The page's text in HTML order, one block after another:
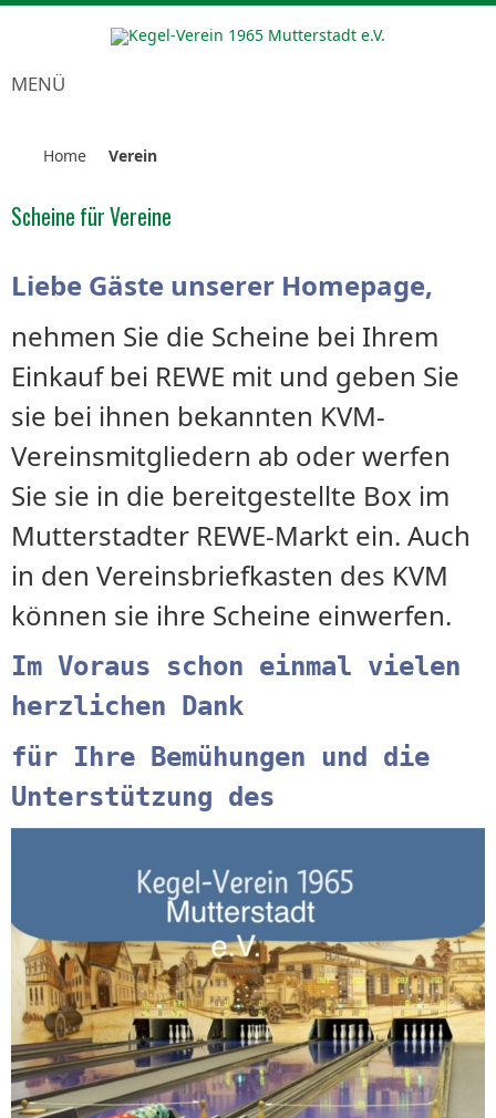
MENÜ
Home Verein
Scheine für Vereine
Liebe Gäste unserer Homepage,
nehmen Sie die Scheine bei Ihrem
Einkauf bei REWE mit und geben Sie
sie bei ihnen bekannten KVM-
Vereinsmitgliedern ab oder werfen
Sie sie in die bereitgestellte Box im
Mutterstadter REWE-Markt ein. Auch
in den Vereinsbriefkasten des KVM
können sie ihre Scheine einwerfen.
Im Voraus schon einmal vielen
herzlichen Dank
für Ihre Bemühungen und die
Unterstützung des